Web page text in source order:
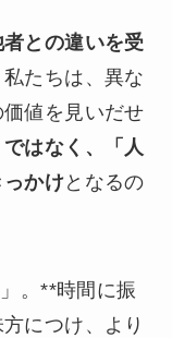
者との違いを受
私たちは、異な
値を見いだせ
はなく、「人
かけとなるの
。**時間に振
につけ、より